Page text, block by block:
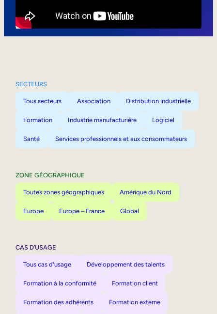
SECTEURS
Tous secteurs Association Distribution industrielle
Formation Industrie manufacturière Logiciel
Santé Services professionnels et aux consommateurs
ZONE GÉOGRAPHIQUE
Toutes zones géographiques Amérique du Nord
Europe Europe – France Global
CAS D’USAGE
Tous cas d'usage Développement des talents
Formation à la conformité Formation client
Formation des adhérents Formation externe